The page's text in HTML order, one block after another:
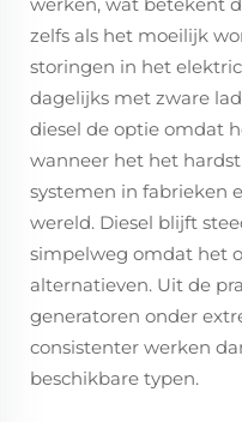
werken, wat betekent
zelfs als het moeilijk
storingen in het
dagelijks met zware
diesel de optie omdat
wanneer het het
systemen in fabrieken
wereld. Diesel blijft
simpelweg omdat het
alternatieven. Uit de
generatoren onder
consistenter werken
beschikbare typen.